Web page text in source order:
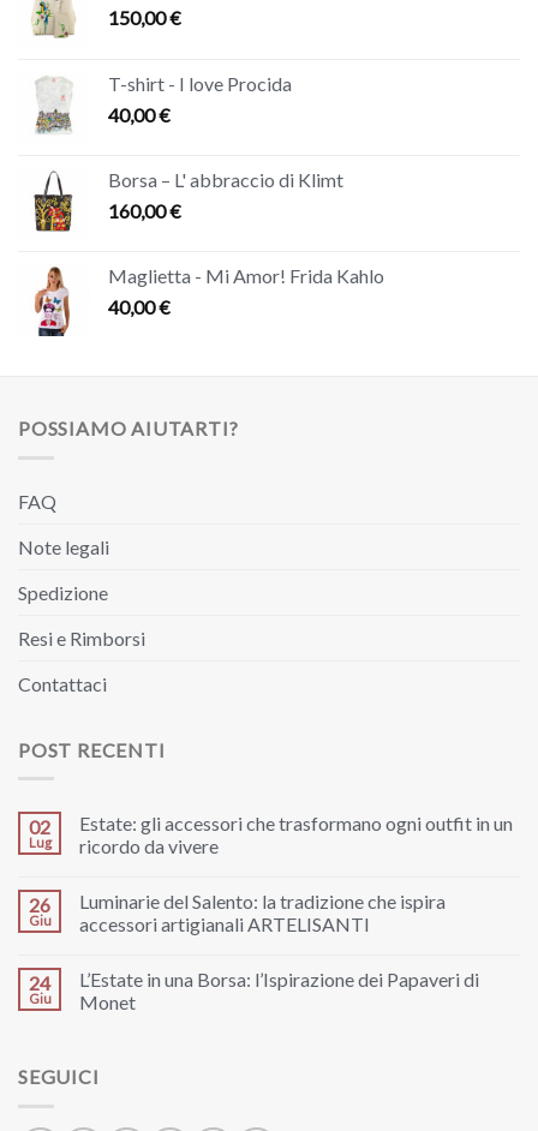
150,00€
T-shirt - I love Procida
40,00€
Borsa – L' abbraccio di Klimt
160,00€
Maglietta - Mi Amor! Frida Kahlo
40,00€
POSSIAMO AIUTARTI?
FAQ
Note legali
Spedizione
Resi e Rimborsi
Contattaci
POST RECENTI
02
Lug
Estate: gli accessori che trasformano ogni outfit in un
ricordo da vivere
26
Giu
Luminarie del Salento: la tradizione che ispira
accessori artigianali ARTELISANTI
24
Giu
L’Estate in una Borsa: l’Ispirazione dei Papaveri di
Monet
SEGUICI